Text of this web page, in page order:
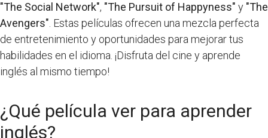
"The Social Network", "The Pursuit of Happyness" y "The
Avengers" . Estas películas ofrecen una mezcla perfecta
de entretenimiento y oportunidades para mejorar tus
habilidades en el idioma. ¡Disfruta del cine y aprende
inglés al mismo tiempo!
¿Qué película ver para aprender
inglés?